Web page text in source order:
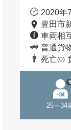
2020年
豊田市
車両相
普通貨
死亡(0)
25～34